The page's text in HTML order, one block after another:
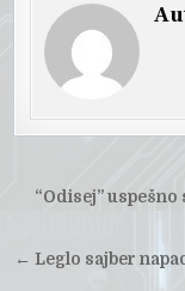
Post
“Odisej” uspešno
← Leglo sajber